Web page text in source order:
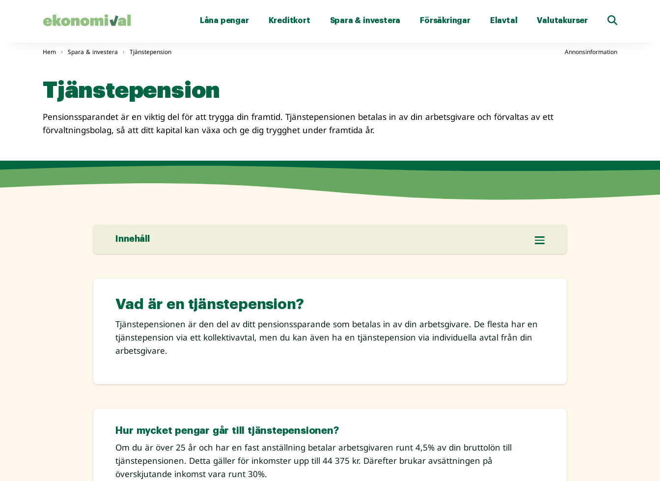
Låna pengar Kreditkort Spara & investera Försäkringar Elavtal Valutakurser
Hem Spara & investera Tjänstepension Annonsinformation
Tjänstepension
Pensionssparandet är en viktig del för att trygga din framtid. Tjänstepensionen betalas in av din arbetsgivare och förvaltas av ett
förvaltningsbolag, så att ditt kapital kan växa och ge dig trygghet under framtida år.
Innehåll
Vad är en tjänstepension?
Tjänstepensionen är den del av ditt pensionssparande som betalas in av din arbetsgivare. De flesta har en
tjänstepension via ett kollektivavtal, men du kan även ha en tjänstepension via individuella avtal från din
arbetsgivare.
Hur mycket pengar går till tjänstepensionen?
Om du är över 25 år och har en fast anställning betalar arbetsgivaren runt 4,5% av din bruttolön till
tjänstepensionen. Detta gäller för inkomster upp till 44 375 kr. Därefter brukar avsättningen på
överskjutande inkomst vara runt 30%.